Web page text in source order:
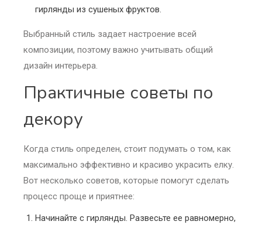
гирлянды из сушеных фруктов.
Выбранный стиль задает настроение всей
композиции, поэтому важно учитывать общий
дизайн интерьера.
Практичные советы по
декору
Когда стиль определен, стоит подумать о том, как
максимально эффективно и красиво украсить елку.
Вот несколько советов, которые помогут сделать
процесс проще и приятнее:
Начинайте с гирлянды. Развесьте ее равномерно,